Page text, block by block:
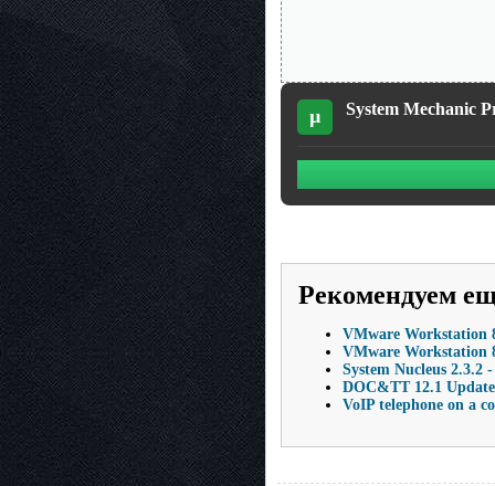
µ System Mechanic
Рекомендуем
VMware Workstation
VMware Workstation
System Nucleus
DOC&TT 12.1
VoIP telephone on a